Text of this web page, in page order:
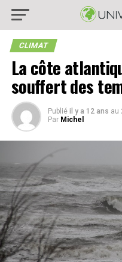
CLIMAT
La côte
souffert des
Publié il y a 12 ans au
Par Michel